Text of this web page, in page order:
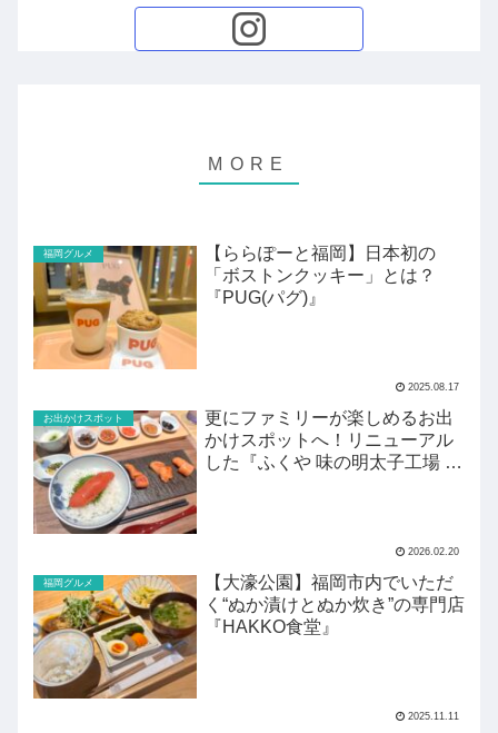
福岡グルメ
【ららぽーと福岡】日本初の
「ボストンクッキー」とは？
『PUG(パグ)』
2025.08.17
お出かけスポット
更にファミリーが楽しめるお出
かけスポットへ！リニューアル
した『ふくや 味の明太子工場 ハ
2026.02.20
福岡グルメ
【大濠公園】福岡市内でいただ
く“ぬか漬けとぬか炊き”の専門店
『HAKKO食堂』
2025.11.11